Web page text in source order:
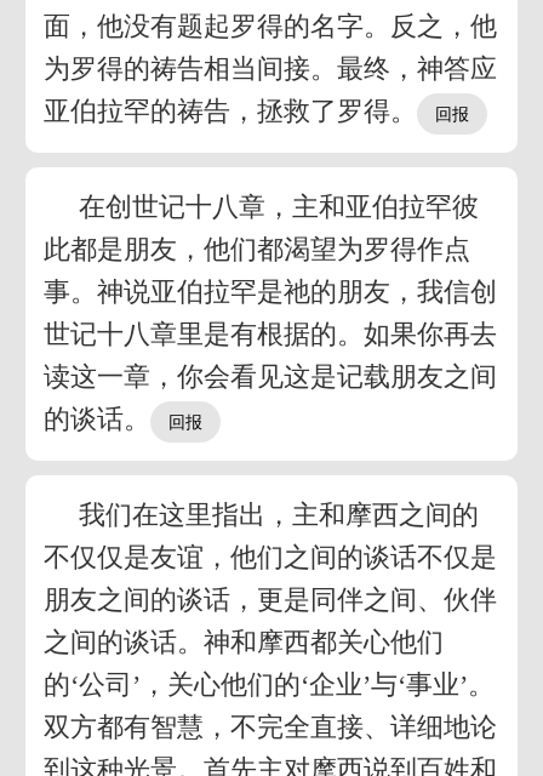
面，他没有题起罗得的名字。反之，他
为罗得的祷告相当间接。最终，神答应
亚伯拉罕的祷告，拯救了罗得。
在创世记十八章，主和亚伯拉罕彼
此都是朋友，他们都渴望为罗得作点
事。神说亚伯拉罕是祂的朋友，我信创
世记十八章里是有根据的。如果你再去
读这一章，你会看见这是记载朋友之间
的谈话。
我们在这里指出，主和摩西之间的
不仅仅是友谊，他们之间的谈话不仅是
朋友之间的谈话，更是同伴之间、伙伴
之间的谈话。神和摩西都关心他们
的‘公司’，关心他们的‘企业’与‘事业’。
双方都有智慧，不完全直接、详细地论
到这种光景。首先主对摩西说到百姓和